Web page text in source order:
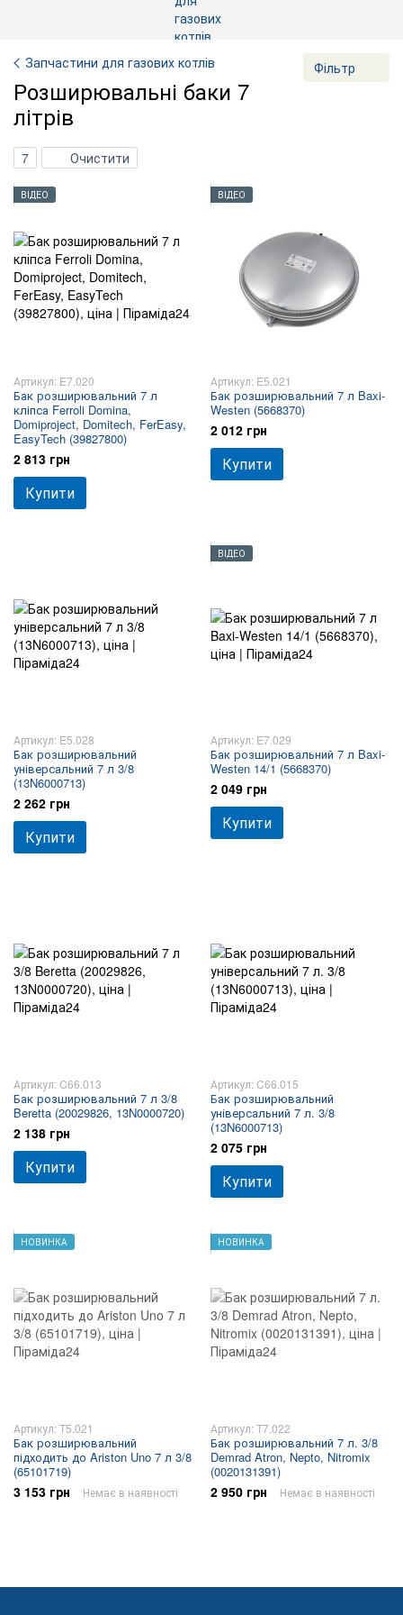
Фільтр
Запчастини для газових котлів
Розширювальні баки 7
літрів
7 Очистити
ВІДЕО
Артикул: E7.020
Бак розширювальний 7 л
кліпса Ferroli Domina,
Domiproject, Domitech, FerEasy,
EasyTech (39827800)
2 813 грн
Купити
ВІДЕО
Артикул: E5.021
Бак розширювальний 7 л Baxi-
Westen (5668370)
2 012 грн
Купити
Артикул: E5.028
Бак розширювальний
універсальний 7 л 3/8
(13N6000713)
2 262 грн
Купити
ВІДЕО
Артикул: E7.029
Бак розширювальний 7 л Baxi-
Westen 14/1 (5668370)
2 049 грн
Купити
Артикул: C66.013
Бак розширювальний 7 л 3/8
Beretta (20029826, 13N0000720)
2 138 грн
Купити
Артикул: C66.015
Бак розширювальний
універсальний 7 л. 3/8
(13N6000713)
2 075 грн
Купити
НОВИНКА
Артикул: T5.021
Бак розширювальний
підходить до Ariston Uno 7 л 3/8
(65101719)
3 153 грн Немає в наявності
НОВИНКА
Артикул: T7.022
Бак розширювальний 7 л. 3/8
Demrad Atron, Nepto, Nitromix
(0020131391)
2 950 грн Немає в наявності